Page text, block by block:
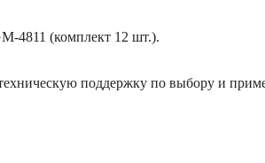
4811 (комплект 12 шт.).
поддержку по выбору и